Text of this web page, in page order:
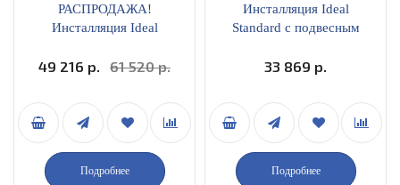
РАСПРОДАЖА!
Инсталляция Ideal
Connect AquaBlade с
E211601
49 216 р. 61 520 р.
Подробнее
Инсталляция Ideal
Standard c подвесным
E803501 с сиденьем
33 869 р.
Подробнее